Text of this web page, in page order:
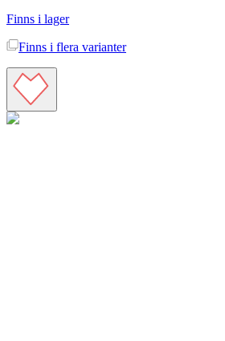
Finns i lager
Finns i flera varianter